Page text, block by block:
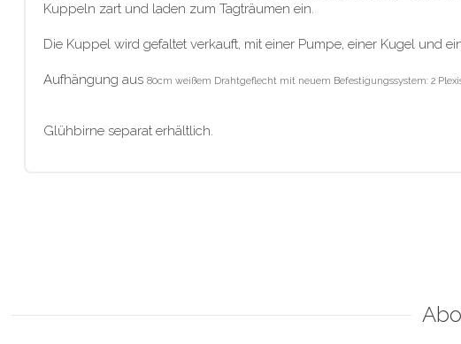
Kuppeln zart und laden zum Tagträumen ein.
Die Kuppel wird gefaltet verkauft, mit einer Pumpe, einer Kugel und
Aufhängung aus 80cm weißem Drahtgeflecht mit neuem Befestigungssystem: 2
Glühbirne separat erhältlich.